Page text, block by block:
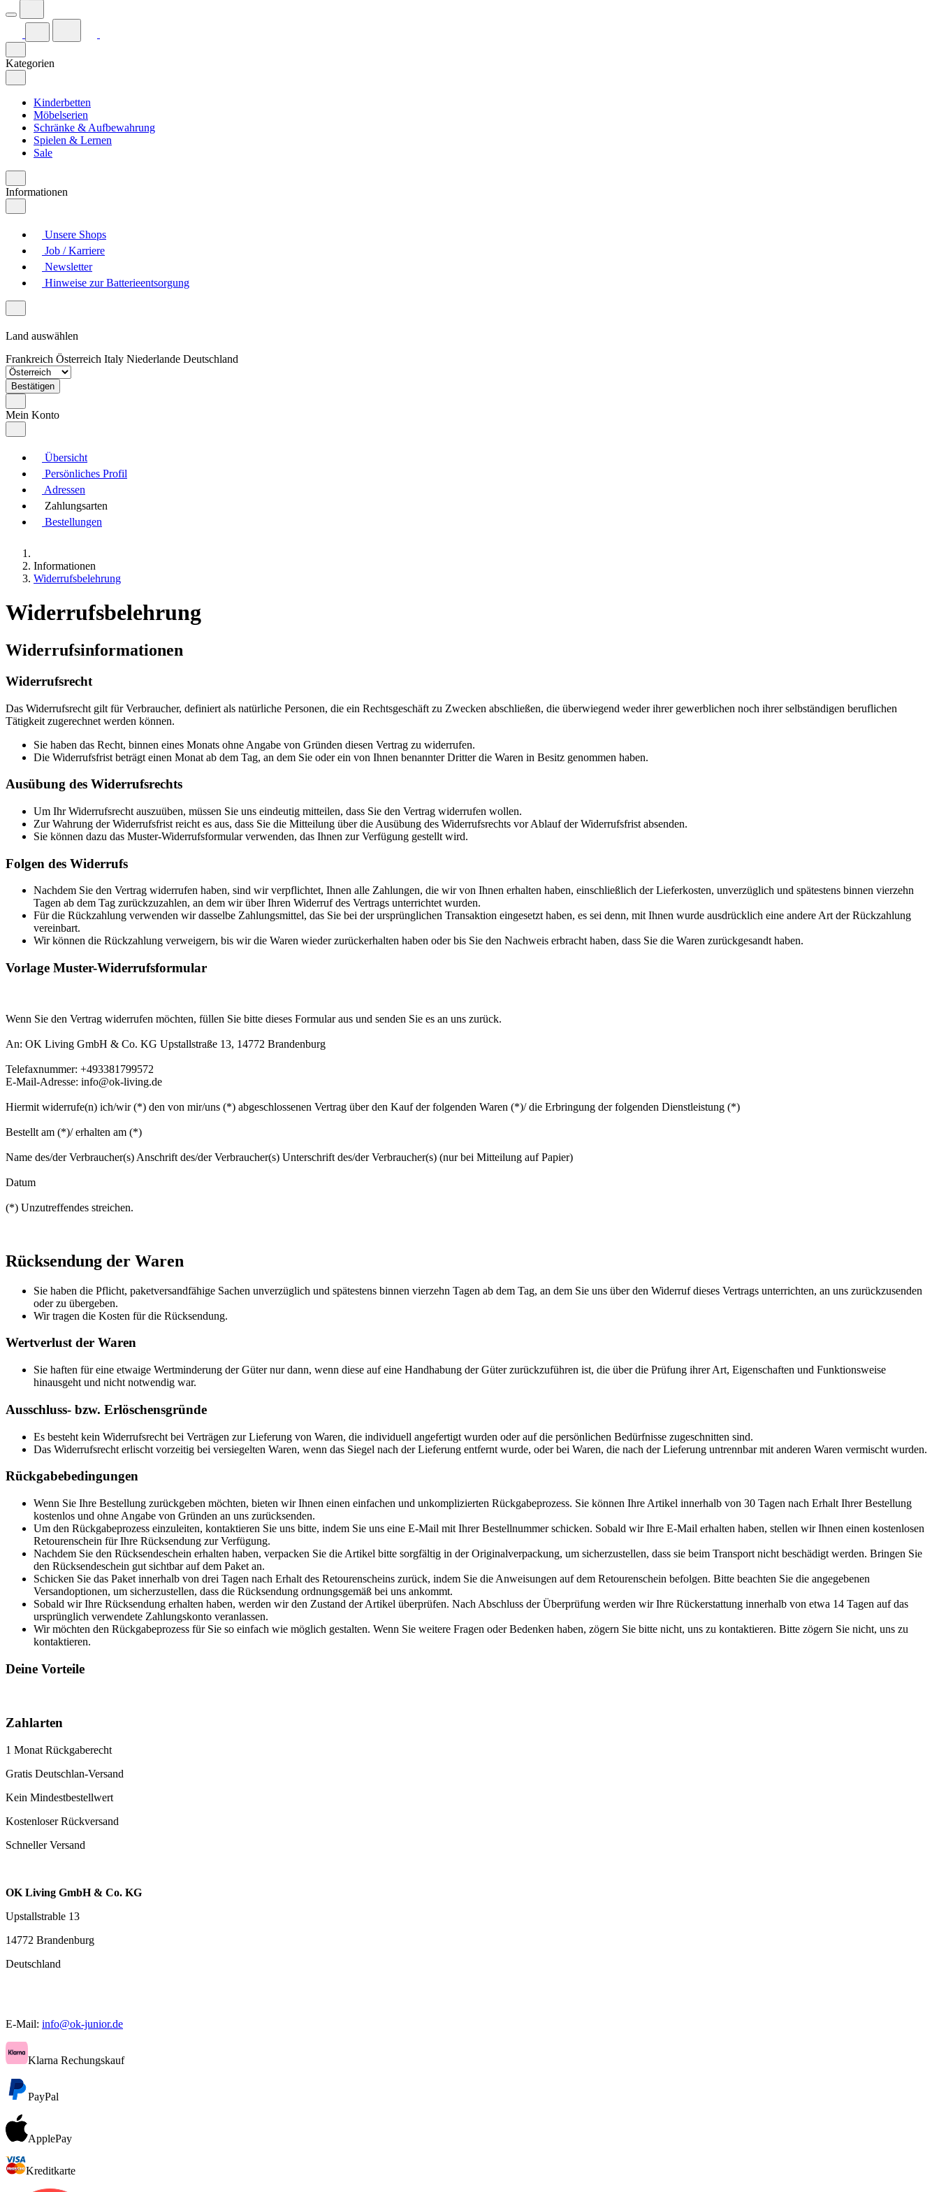
Kategorien
Kinderbetten
Möbelserien
Schränke & Aufbewahrung
Spielen & Lernen
Sale
Informationen
Unsere Shops
Job / Karriere
Newsletter
Hinweise zur Batterieentsorgung
Land auswählen
Frankreich Österreich Italy Niederlande Deutschland
Bestätigen
Mein Konto
Übersicht
Persönliches Profil
Adressen
Zahlungsarten
Bestellungen
Informationen
Widerrufsbelehrung
Widerrufsbelehrung
Widerrufsinformationen
Widerrufsrecht
Das Widerrufsrecht gilt für Verbraucher, definiert als natürliche Personen, die ein Rechtsgeschäft zu Zwecken abschließen, die überwiegend weder ihrer gewerblichen noch ihrer selbständigen beruflichen
Tätigkeit zugerechnet werden können.
Sie haben das Recht, binnen eines Monats ohne Angabe von Gründen diesen Vertrag zu widerrufen.
Die Widerrufsfrist beträgt einen Monat ab dem Tag, an dem Sie oder ein von Ihnen benannter Dritter die Waren in Besitz genommen haben.
Ausübung des Widerrufsrechts
Um Ihr Widerrufsrecht auszuüben, müssen Sie uns eindeutig mitteilen, dass Sie den Vertrag widerrufen wollen.
Zur Wahrung der Widerrufsfrist reicht es aus, dass Sie die Mitteilung über die Ausübung des Widerrufsrechts vor Ablauf der Widerrufsfrist absenden.
Sie können dazu das Muster-Widerrufsformular verwenden, das Ihnen zur Verfügung gestellt wird.
Folgen des Widerrufs
Nachdem Sie den Vertrag widerrufen haben, sind wir verpflichtet, Ihnen alle Zahlungen, die wir von Ihnen erhalten haben, einschließlich der Lieferkosten, unverzüglich und spätestens binnen vierzehn
Tagen ab dem Tag zurückzuzahlen, an dem wir über Ihren Widerruf des Vertrags unterrichtet wurden.
Für die Rückzahlung verwenden wir dasselbe Zahlungsmittel, das Sie bei der ursprünglichen Transaktion eingesetzt haben, es sei denn, mit Ihnen wurde ausdrücklich eine andere Art der Rückzahlung
vereinbart.
Wir können die Rückzahlung verweigern, bis wir die Waren wieder zurückerhalten haben oder bis Sie den Nachweis erbracht haben, dass Sie die Waren zurückgesandt haben.
Vorlage Muster-Widerrufsformular
Wenn Sie den Vertrag widerrufen möchten, füllen Sie bitte dieses Formular aus und senden Sie es an uns zurück.
An: OK Living GmbH & Co. KG Upstallstraße 13, 14772 Brandenburg
Telefaxnummer: +493381799572
E-Mail-Adresse: info@ok-living.de
Hiermit widerrufe(n) ich/wir (*) den von mir/uns (*) abgeschlossenen Vertrag über den Kauf der folgenden Waren (*)/ die Erbringung der folgenden Dienstleistung (*)
Bestellt am (*)/ erhalten am (*)
Name des/der Verbraucher(s) Anschrift des/der Verbraucher(s) Unterschrift des/der Verbraucher(s) (nur bei Mitteilung auf Papier)
Datum
(*) Unzutreffendes streichen.
Rücksendung der Waren
Sie haben die Pflicht, paketversandfähige Sachen unverzüglich und spätestens binnen vierzehn Tagen ab dem Tag, an dem Sie uns über den Widerruf dieses Vertrags unterrichten, an uns zurückzusenden
oder zu übergeben.
Wir tragen die Kosten für die Rücksendung.
Wertverlust der Waren
Sie haften für eine etwaige Wertminderung der Güter nur dann, wenn diese auf eine Handhabung der Güter zurückzuführen ist, die über die Prüfung ihrer Art, Eigenschaften und Funktionsweise
hinausgeht und nicht notwendig war.
Ausschluss- bzw. Erlöschensgründe
Es besteht kein Widerrufsrecht bei Verträgen zur Lieferung von Waren, die individuell angefertigt wurden oder auf die persönlichen Bedürfnisse zugeschnitten sind.
Das Widerrufsrecht erlischt vorzeitig bei versiegelten Waren, wenn das Siegel nach der Lieferung entfernt wurde, oder bei Waren, die nach der Lieferung untrennbar mit anderen Waren vermischt wurden.
Rückgabebedingungen
Wenn Sie Ihre Bestellung zurückgeben möchten, bieten wir Ihnen einen einfachen und unkomplizierten Rückgabeprozess. Sie können Ihre Artikel innerhalb von 30 Tagen nach Erhalt Ihrer Bestellung
kostenlos und ohne Angabe von Gründen an uns zurücksenden.
Um den Rückgabeprozess einzuleiten, kontaktieren Sie uns bitte, indem Sie uns eine E-Mail mit Ihrer Bestellnummer schicken. Sobald wir Ihre E-Mail erhalten haben, stellen wir Ihnen einen kostenlosen
Retourenschein für Ihre Rücksendung zur Verfügung.
Nachdem Sie den Rücksendeschein erhalten haben, verpacken Sie die Artikel bitte sorgfältig in der Originalverpackung, um sicherzustellen, dass sie beim Transport nicht beschädigt werden. Bringen Sie
den Rücksendeschein gut sichtbar auf dem Paket an.
Schicken Sie das Paket innerhalb von drei Tagen nach Erhalt des Retourenscheins zurück, indem Sie die Anweisungen auf dem Retourenschein befolgen. Bitte beachten Sie die angegebenen
Versandoptionen, um sicherzustellen, dass die Rücksendung ordnungsgemäß bei uns ankommt.
Sobald wir Ihre Rücksendung erhalten haben, werden wir den Zustand der Artikel überprüfen. Nach Abschluss der Überprüfung werden wir Ihre Rückerstattung innerhalb von etwa 14 Tagen auf das
ursprünglich verwendete Zahlungskonto veranlassen.
Wir möchten den Rückgabeprozess für Sie so einfach wie möglich gestalten. Wenn Sie weitere Fragen oder Bedenken haben, zögern Sie bitte nicht, uns zu kontaktieren. Bitte zögern Sie nicht, uns zu
kontaktieren.
Deine Vorteile
Zahlarten
1 Monat Rückgaberecht
Gratis Deutschlan-Versand
Kein Mindestbestellwert
Kostenloser Rückversand
Schneller Versand
OK Living GmbH & Co. KG
Upstallstrable 13
14772 Brandenburg
Deutschland
E-Mail: info@ok-junior.de
Klarna Rechungskauf
PayPal
ApplePay
Kreditkarte